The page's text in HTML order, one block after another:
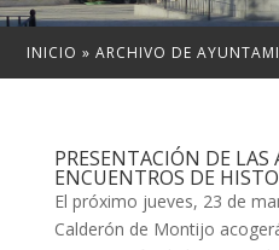
INICIO »ARCHIVO DE
PRESENTACIÓN DE LAS
ENCUENTROS DE
El próximo jueves, 23 de
Calderón de Montijo